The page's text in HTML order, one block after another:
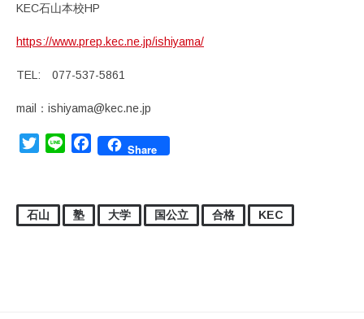
KEC石山本校HP
https://www.prep.kec.ne.jp/ishiyama/
TEL: 077-537-5861
mail：ishiyama@kec.ne.jp
TwitterLine FacebookShare
石山 塾 大学 国公立 合格 KEC